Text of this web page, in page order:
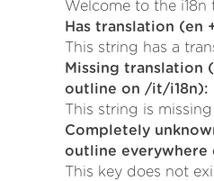
Welcome to the i18n
Has translation (en
This string has a
Missing translation
outline on /it/i18n):
This string is
Completely
outline everywhere
This key does not